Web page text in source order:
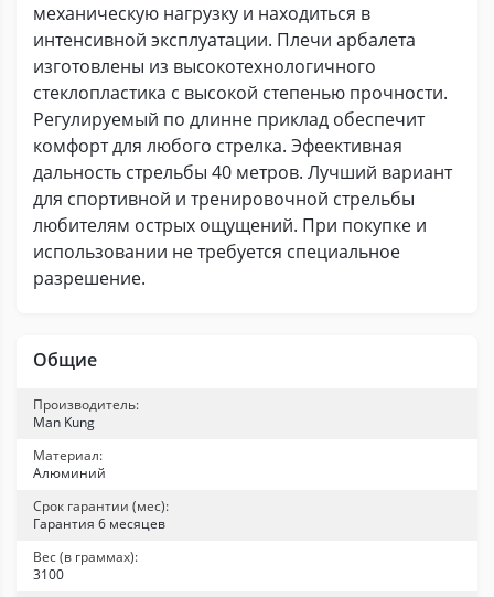
механическую нагрузку и находиться в
интенсивной эксплуатации. Плечи арбалета
изготовлены из высокотехнологичного
стеклопластика с высокой степенью прочности.
Регулируемый по длинне приклад обеспечит
комфорт для любого стрелка. Эфеективная
дальность стрельбы 40 метров. Лучший вариант
для спортивной и тренировочной стрельбы
любителям острых ощущений. При покупке и
использовании не требуется специальное
разрешение.
Общие
Производитель:
Man Kung
Материал:
Алюминий
Срок гарантии (мес):
Гарантия 6 месяцев
Вес (в граммах):
3100